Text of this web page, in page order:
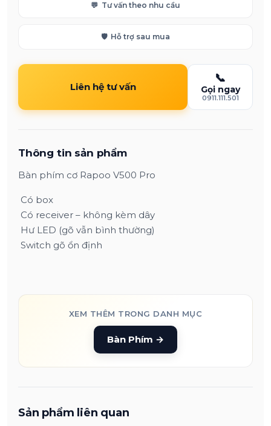
💬 Tư vấn theo nhu cầu
🛡️ Hỗ trợ sau mua
Liên hệ tư vấn
📞
Gọi ngay
0911.111.501
Thông tin sản phẩm
Bàn phím cơ Rapoo V500 Pro
Có box
Có receiver – không kèm dây
Hư LED (gõ vẫn bình thường)
Switch gõ ổn định
XEM THÊM TRONG DANH MỤC
Bàn Phím →
Sản phẩm liên quan